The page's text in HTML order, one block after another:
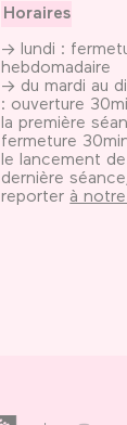
Horaires
→ lundi :
hebdomadaire
→ du mardi au
: ouverture
la première
fermeture
le lancement
dernière
reporter à